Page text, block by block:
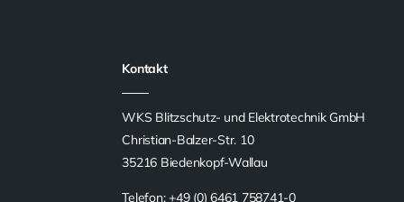
Kontakt
WKS Blitzschutz- und Elektrotechnik GmbH
Christian-Balzer-Str. 10
35216 Biedenkopf-Wallau
Telefon: +49 (0) 6461 758741-0